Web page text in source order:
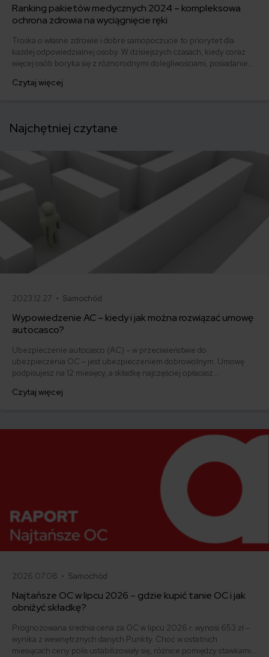
Ranking pakietów medycznych 2024 – kompleksowa
ochrona zdrowia na wyciągnięcie ręki
Troska o własne zdrowie i dobre samopoczucie to priorytet dla
każdej odpowiedzialnej osoby. W dzisiejszych czasach, kiedy coraz
więcej osób boryka się z różnorodnymi dolegliwościami, posiadanie
popularne. Ranking pakietów medycznych 2024 to kompleksowe
Czytaj więcej
Najchętniej czytane
2023.12.27 • Samochód
Wypowiedzenie AC – kiedy i jak można rozwiązać umowę
autocasco?
Ubezpieczenie autocasco (AC) – w przeciwieństwie do
ubezpieczenia OC – jest ubezpieczeniem dobrowolnym. Umowę
podpisujesz na 12 miesięcy, a składkę najczęściej opłacasz
ofertę lub zdecydowałeś się sprzedać samochód w trakcie trwania
Czytaj więcej
2026.07.08 • Samochód
Najtańsze OC w lipcu 2026 – gdzie kupić tanie OC i jak
obniżyć składkę?
Prognozowana średnia cena za OC w lipcu 2026 r. wynosi 653 zł –
wynika z wewnętrznych danych Punkty. Choć w ostatnich
miesiącach ceny polis ustabilizowały się, różnice pomiędzy stawkami